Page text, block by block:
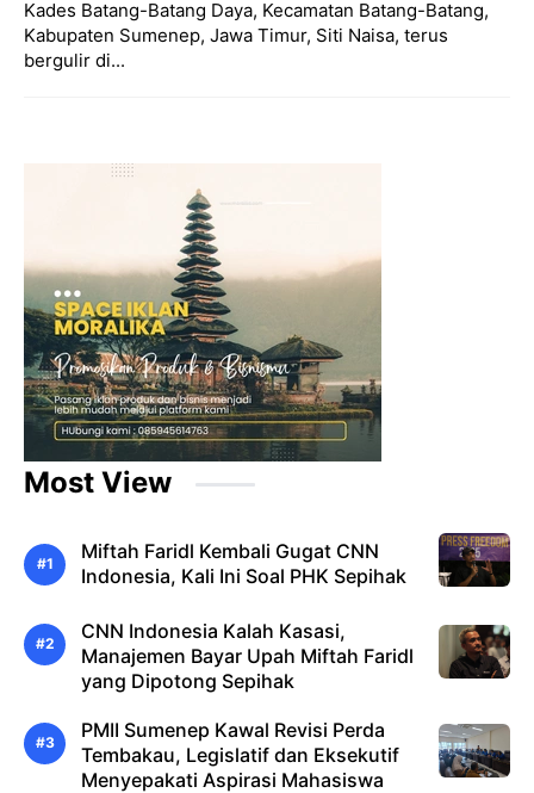
Kades Batang-Batang Daya, Kecamatan Batang-Batang,
Kabupaten Sumenep, Jawa Timur, Siti Naisa, terus
bergulir di...
Most View
Miftah Faridl Kembali Gugat CNN
Indonesia, Kali Ini Soal PHK Sepihak
CNN Indonesia Kalah Kasasi,
Manajemen Bayar Upah Miftah Faridl
yang Dipotong Sepihak
PMII Sumenep Kawal Revisi Perda
Tembakau, Legislatif dan Eksekutif
Menyepakati Aspirasi Mahasiswa